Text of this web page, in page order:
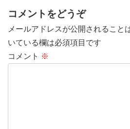
コメントをどうぞ
メールアドレスが公開されること
いている欄は必須項目です
コメント ※